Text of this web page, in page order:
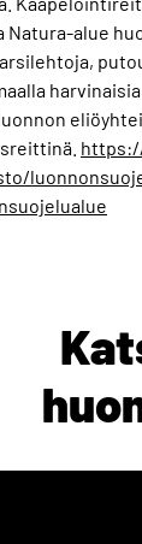
Natura-alue